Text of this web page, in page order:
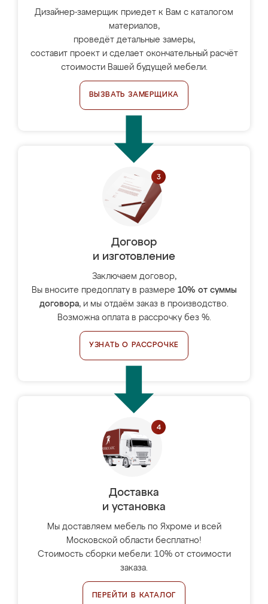
Дизайнер-замерщик приедет к Вам с каталогом
материалов,
проведёт детальные замеры,
составит проект и сделает окончательный расчёт
стоимости Вашей будущей мебели.
ВЫЗВАТЬ ЗАМЕРЩИКА
Договор
и изготовление
Заключаем договор,
Вы вносите предоплату в размере 10% от суммы
договора, и мы отдаём заказ в производство.
Возможна оплата в рассрочку без %.
УЗНАТЬ О РАССРОЧКЕ
Доставка
и установка
Мы доставляем мебель по Яхроме и всей
Московской области бесплатно!
Стоимость сборки мебели: 10% от стоимости
заказа.
ПЕРЕЙТИ В КАТАЛОГ